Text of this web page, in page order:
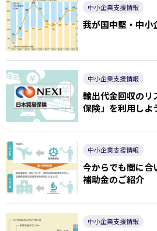
中小企業支援情報
我が国中堅・中小
中小企業支援情報
輸出代金回収のリ
保険」を利用しよ
中小企業支援情報
今からでも間に
補助金のご紹介
中小企業支援情報